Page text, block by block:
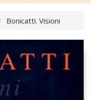
Bonicatti. Visioni